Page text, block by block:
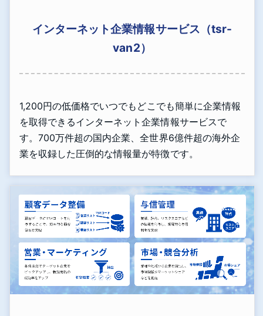
インターネット企業情報サービス（tsr-
van2）
1,200円の低価格でいつでもどこでも簡単に企業情報
を取得できるインターネット企業情報サービスで
す。700万件超の国内企業、全世界6億件超の海外企
業を収録した圧倒的な情報量が特徴です。